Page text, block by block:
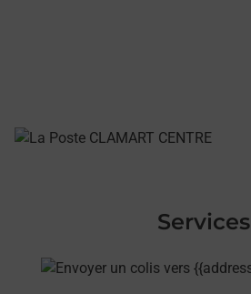
Services
En savoir plus